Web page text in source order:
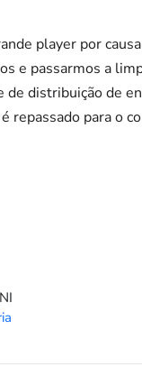
player por
e passarmos a
de distribuição de
repassado para o